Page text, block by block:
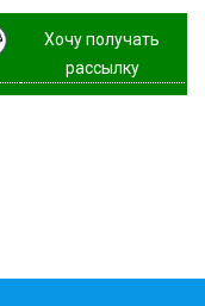
Хочу получать
рассылку